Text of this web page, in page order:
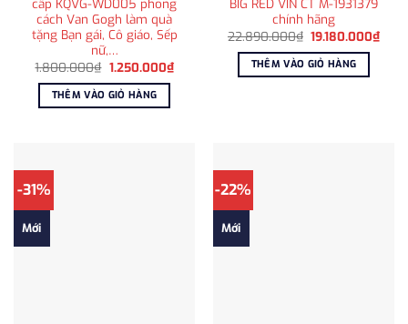
cấp KQVG-WD005 phong
cách Van Gogh làm quà
tặng Bạn gái, Cô giáo, Sếp
nữ,…
1.800.000₫ Giá
là:
1.800.000₫.
1.250.000₫Giá
hiện
THÊM VÀO GIỎ HÀNG
BIG RED VIN CT M-1931379
chính hãng
22.890.000₫ Giá
là:
22.890.000₫.
19.180.000₫Giá
hiện
THÊM VÀO GIỎ HÀNG
-31%
Mới
-22%
Mới